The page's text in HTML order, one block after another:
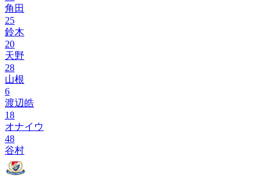
角田
25
鈴木
20
天野
28
山根
6
渡辺皓
18
オナイウ
48
谷村